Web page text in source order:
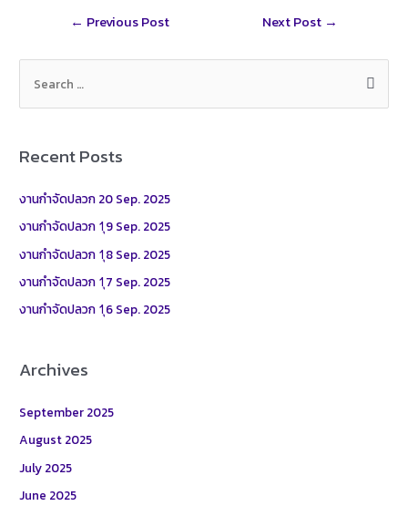
← Previous Post Next Post →
h
:
Recent Posts
งานกำจัดปลวก 20 Sep. 2025
งานกำจัดปลวก 1ุ9 Sep. 2025
งานกำจัดปลวก 1ุ8 Sep. 2025
งานกำจัดปลวก 1ุ7 Sep. 2025
งานกำจัดปลวก 1ุ6 Sep. 2025
Archives
September 2025
August 2025
July 2025
June 2025